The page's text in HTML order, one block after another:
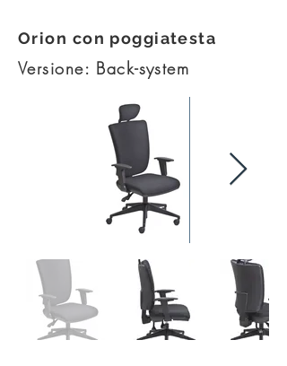
Orion con poggiatesta
Versione: Back-system